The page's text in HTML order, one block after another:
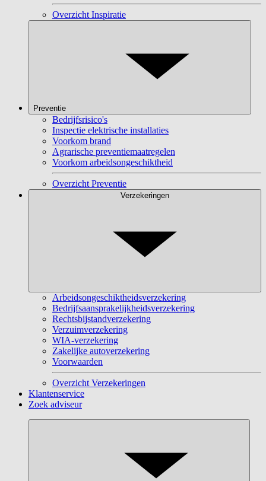
Overzicht Inspiratie
Preventie
Bedrijfsrisico's
Inspectie elektrische installaties
Voorkom brand
Agrarische preventiemaatregelen
Voorkom arbeidsongeschiktheid
Overzicht Preventie
Verzekeringen
Arbeidsongeschiktheidsverzekering
Bedrijfsaansprakelijkheidsverzekering
Rechtsbijstandverzekering
Verzuimverzekering
WIA-verzekering
Zakelijke autoverzekering
Voorwaarden
Overzicht Verzekeringen
Klantenservice
Zoek adviseur